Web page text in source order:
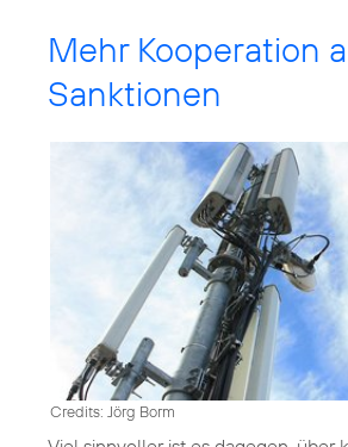
Mehr Kooperation
Sanktionen
Credits: Jörg Borm